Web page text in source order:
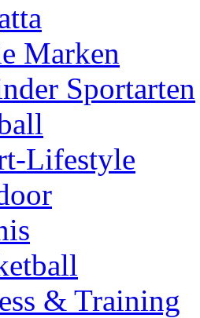
Marken
Sportarten
Lifestyle
& Training